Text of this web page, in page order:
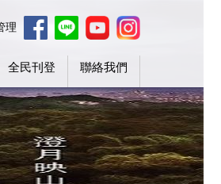
全民刊登 聯絡我們
理